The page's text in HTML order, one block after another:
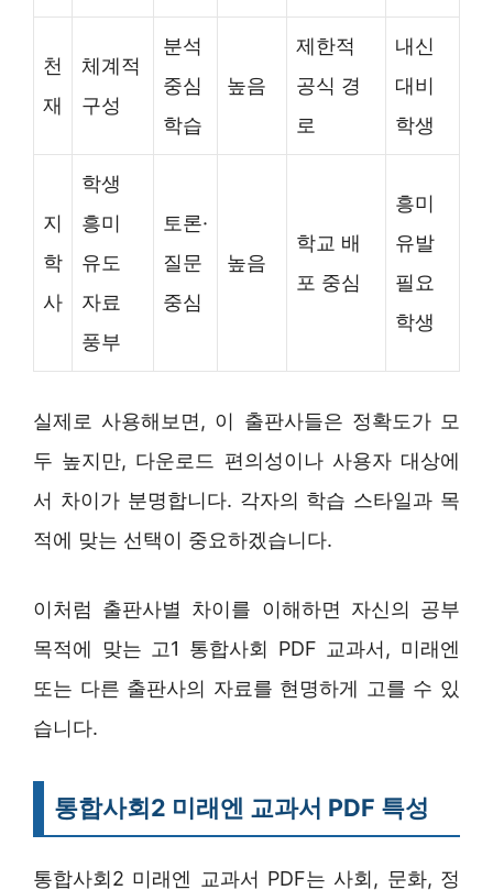
천
재
체계적
구성
분석
중심
학습
높음
제한적
공식 경
로
내신
대비
학생
지
학
사
학생
흥미
유도
자료
풍부
토론·
질문
중심
높음
학교 배
포 중심
흥미
유발
필요
학생
실제로 사용해보면, 이 출판사들은 정확도가 모
두 높지만, 다운로드 편의성이나 사용자 대상에
서 차이가 분명합니다. 각자의 학습 스타일과 목
적에 맞는 선택이 중요하겠습니다.
이처럼 출판사별 차이를 이해하면 자신의 공부
목적에 맞는 고1 통합사회 PDF 교과서, 미래엔
또는 다른 출판사의 자료를 현명하게 고를 수 있
습니다.
통합사회2 미래엔 교과서 PDF 특성
통합사회2 미래엔 교과서 PDF는 사회, 문화, 정